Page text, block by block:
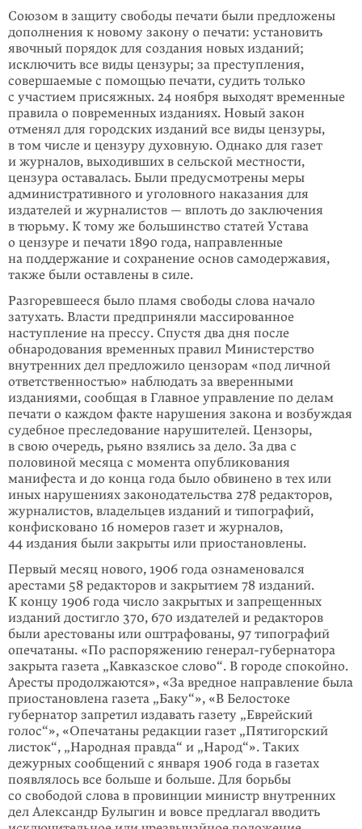
Союзом в защиту свободы печати были предложены
дополнения к новому закону о печати: установить
явочный порядок для создания новых изданий;
исключить все виды цензуры; за преступления,
совершаемые с помощью печати, судить только
с участием присяжных. 24 ноября выходят временные
правила о повременных изданиях. Новый закон
отменял для городских изданий все виды цензуры,
в том числе и цензуру духовную. Однако для газет
и журналов, выходивших в сельской местности,
цензура оставалась. Были предусмотрены меры
административного и уголовного наказания для
издателей и журналистов — вплоть до заключения
в тюрьму. К тому же большинство статей Устава
о цензуре и печати 1890 года, направленные
на поддержание и сохранение основ самодержавия,
также были оставлены в силе.
Разгоревшееся было пламя свободы слова начало
затухать. Власти предприняли массированное
наступление на прессу. Спустя два дня после
обнародования временных правил Министерство
внутренних дел предложило цензорам «под личной
ответственностью» наблюдать за вверенными
изданиями, сообщая в Главное управление по делам
печати о каждом факте нарушения закона и возбуждая
судебное преследование нарушителей. Цензоры,
в свою очередь, рьяно взялись за дело. За два с
половиной месяца с момента опубликования
манифеста и до конца года было обвинено в тех или
иных нарушениях законодательства 278 редакторов,
журналистов, владельцев изданий и типографий,
конфисковано 16 номеров газет и журналов,
44 издания были закрыты или приостановлены.
Первый месяц нового, 1906 года ознаменовался
арестами 58 редакторов и закрытием 78 изданий.
К концу 1906 года число закрытых и запрещенных
изданий достигло 370, 670 издателей и редакторов
были арестованы или оштрафованы, 97 типографий
опечатаны. «По распоряжению генерал-губернатора
закрыта газета „Кавказское слово“. В городе спокойно.
Аресты продолжаются», «За вредное направление была
приостановлена газета „Баку“», «В Белостоке
губернатор запретил издавать газету „Еврейский
голос“», «Опечатаны редакции газет „Пятигорский
листок“, „Народная правда“ и „Народ“». Таких
дежурных сообщений с января 1906 года в газетах
появлялось все больше и больше. Для борьбы
со свободой слова в провинции министр внутренних
дел Александр Булыгин и вовсе предлагал вводить